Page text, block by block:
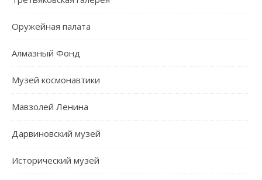
Оружейная палата
Алмазный Фонд
Музей космонавтики
Мавзолей Ленина
Дарвиновский музей
Исторический музей